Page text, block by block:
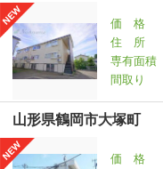
価 格
住 所
専有面積
間取り
山形県鶴岡市大塚町
価 格